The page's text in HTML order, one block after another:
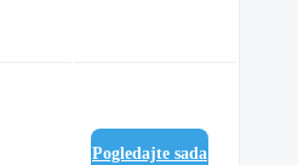
Pogledajte sada